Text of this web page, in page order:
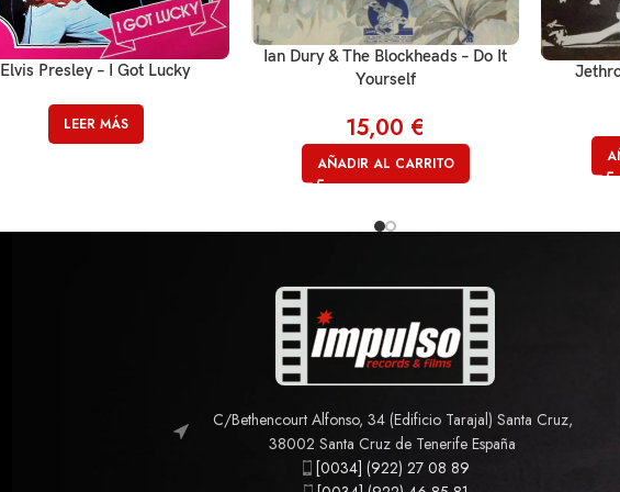
Elvis Presley – I Got Lucky
LEER MÁS
Ian Dury & The Blockheads – Do It
Yourself
15,00 €
AÑADIR AL CARRITO
C/Bethencourt Alfonso, 34 (Edificio Tarajal) Santa Cruz,
38002 Santa Cruz de Tenerife España
[0034] (922) 27 08 89